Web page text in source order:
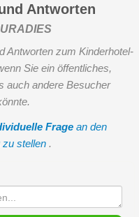
mit
Der große Balkon,
und eine Yogamatte
der Natur zu
und die Nähe zur
das Chalet zu einem
Genuss.
Antworten
Antworten zum Kinderhotel-
Sie ein öffentliches,
auch andere Besucher
Frage an den
zu stellen .